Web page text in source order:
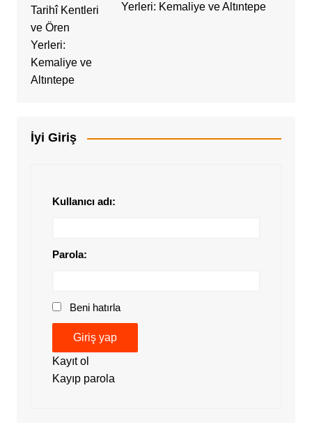
Yerleri: Kemaliye ve Altıntepe
İyi Giriş
Kullanıcı adı:
Parola:
Beni hatırla
Giriş yap
Kayıt ol
Kayıp parola